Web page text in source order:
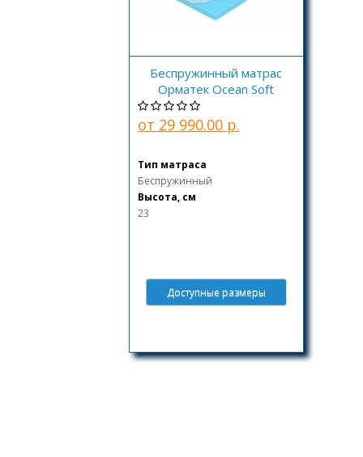
Беспружинный матрас
Орматек Ocean Soft
от 29 990.00 р.
Тип матраса
Беспружинный
Высота, см
23
Доступные размеры